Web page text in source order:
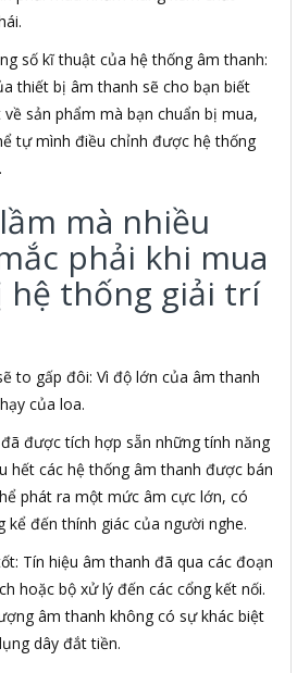
số kĩ thuật của hệ thống âm thanh:
thiết bị âm thanh sẽ cho bạn biết
sản phẩm mà bạn chuẩn bị mua,
tự mình điều chỉnh được hệ thống
mà nhiều
phải khi mua
hệ thống giải trí
to gấp đôi: Vì độ lớn của âm thanh
của loa.
được tích hợp sẵn những tính năng
hết các hệ thống âm thanh được bán
phát ra một mức âm cực lớn, có
kể đến thính giác của người nghe.
Tín hiệu âm thanh đã qua các đoạn
hoặc bộ xử lý đến các cổng kết nối.
âm thanh không có sự khác biệt
dây đắt tiền.